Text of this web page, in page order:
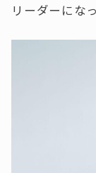
リーダーにな